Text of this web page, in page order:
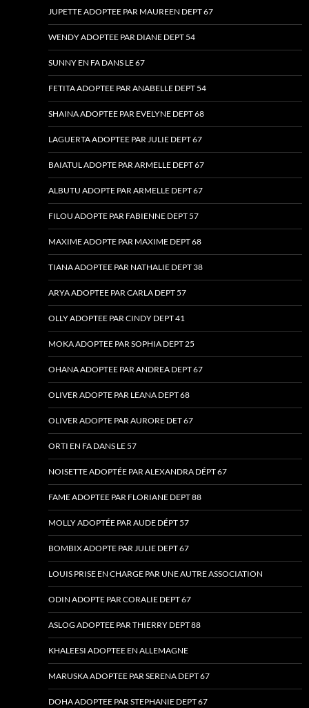
JUPETTE ADOPTEE PAR MAUREEN DEPT 67
WENDY ADOPTEE PAR DIANE DEPT 54
SUNNY EN FA DANS LE 67
FETITA ADOPTEE PAR ANABELLE DEPT 54
SHAINA ADOPTEE PAR EVELYNE DEPT 68
LAGUERTA ADOPTEE PAR JULIE DEPT 67
BAIATUL ADOPTE PAR ARMELLE DEPT 67
ALBUTU ADOPTE PAR ARMELLE DEPT 67
FILOU ADOPTE PAR FABIENNE DEPT 57
MAXIME ADOPTE PAR MAXIME DEPT 68
TIANA ADOPTEE PAR NATHALIE DEPT 38
ARYA ADOPTEE PAR CARLA DEPT 57
OLLY ADOPTEE PAR CINDY DEPT 41
MOKA ADOPTEE PAR SOPHIA DEPT 25
OHANA ADOPTEE PAR ANDREA DEPT 67
OLIVER ADOPTE PAR LEANA DEPT 68
OLIVER ADOPTE PAR AURORE DET 67
ORTI EN FA DANS LE 57
NOISETTE ADOPTÉE PAR ALEXANDRA DÉPT 67
FAME ADOPTEE PAR FLORIANE DEPT 88
MOLLY ADOPTÉE PAR AUDE DÉPT 57
BOMBIX ADOPTE PAR JULIE DEPT 67
LOUIS PRISE EN CHARGE PAR UNE AUTRE ASSOCIATION
ODIN ADOPTE PAR CORALIE DEPT 67
ASLOG ADOPTEE PAR THIERRY DEPT 88
KHALEESI ADOPTEE EN ALLEMAGNE
MARUSKA ADOPTEE PAR SERENA DEPT 67
DOHA ADOPTEE PAR STEPHANIE DEPT 67